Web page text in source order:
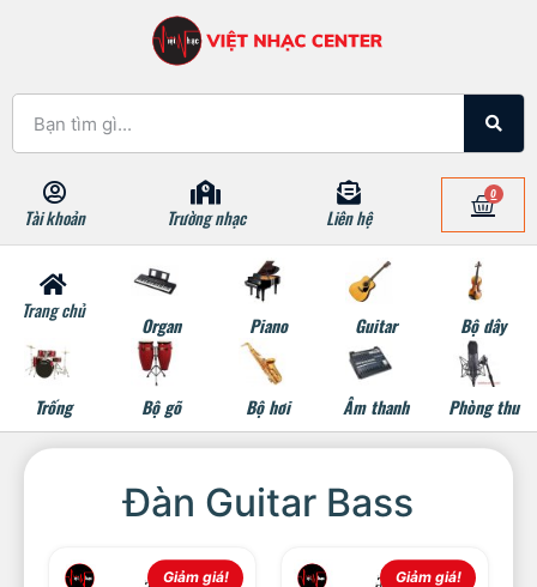
Tài khoản Trường nhạc Liên hệ
0
Trang chủ
Organ Piano Guitar Bộ dây
Trống Bộ gõ Bộ hơi Âm thanh Phòng thu
Đàn Guitar Bass
Giảm giá! Giảm giá!